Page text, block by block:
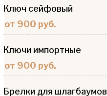
Ключ сейфовый
от 900 руб.
Ключи импортные
от 900 руб.
Брелки для шлагбаумов